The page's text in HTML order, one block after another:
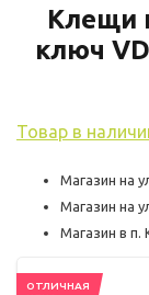
Клещи
ключ
Товар в
Магазин на
Магазин на
Магазин в п.
ОТЛИЧНАЯ
помогают
чтобы
для